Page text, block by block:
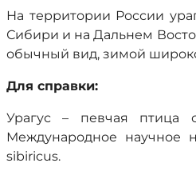
На территории России
Сибири и на Дальнем
обычный вид, зимой
Для справки:
Урагус – певчая птица
Международное научное
sibiricus.